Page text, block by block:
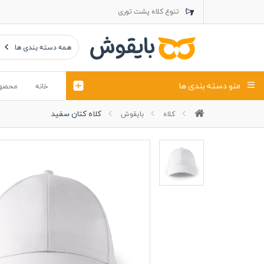
تنوع کلاه پشت توری
تنوع کلاه کتان
تنوع تراول ماک
همه دسته بندی ها
خانه منو دسته بندی ها
کلاه بایقوش کلاه کتان سفید